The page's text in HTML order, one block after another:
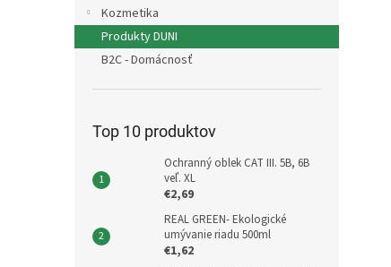
Kozmetika
Produkty DUNI
B2C - Domácnosť
Top 10 produktov
Ochranný oblek CAT III. 5B, 6B
veľ. XL
€2,69
REAL GREEN- Ekologické
umývanie riadu 500ml
€1,62